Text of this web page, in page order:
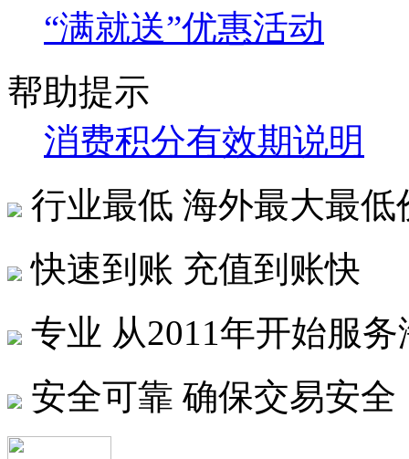
“满就送”优惠活动
帮助提示
消费积分有效期说明
行业最低 海外最大最低
快速到账 充值到账快
专业 从2011年开始服
安全可靠 确保交易安全